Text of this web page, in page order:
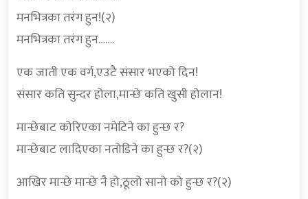
मनभित्रका तरंग हुन!(२)
मनभित्रका तरंग हुन…….
एक जाती एक वर्ग,एउटै संसार भएको दिन!
संसार कति सुन्दर होला,मान्छे कति खुसी होलान!
मान्छेबाट कोरिएका नमेटिने का हुन्छ र?
मान्छेबाट लादिएका नतोडिने का हुन्छ र?(२)
आखिर मान्छे मान्छे नै हो,ठूलो सानो को हुन्छ र?(२)